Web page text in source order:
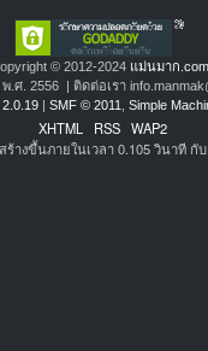
© 2012-2024 แม่นมาก.com
.ศ. 2556 | ติดต่อเรา
| SMF © 2011 Simple
XHTML RSS WAP2
างขึ้นภายในเวลา 0.105 วินาที กับ